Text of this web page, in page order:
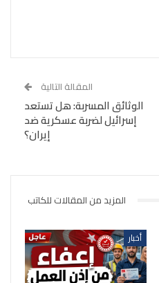
المقالة التالية
الوثائق المسربة: هل تستعد
إسرائيل لضربة عسكرية ضد
إيران؟
المزيد من المقالات للكاتب
أخبار